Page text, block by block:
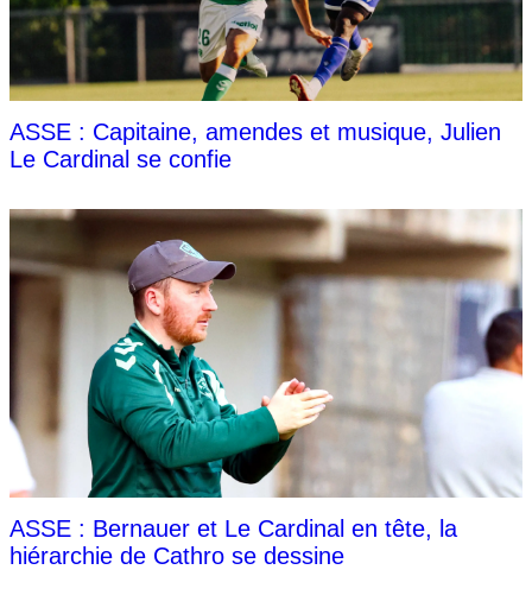
ASSE : Capitaine, amendes et musique, Julien
Le Cardinal se confie
ASSE : Bernauer et Le Cardinal en tête, la
hiérarchie de Cathro se dessine